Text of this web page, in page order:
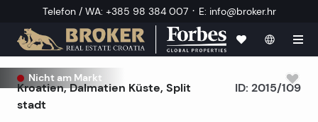
Telefon / WA: +385 98 384 007 · E: info@broker.hr
Nicht am Markt
Kroatien,Dalmatien Küste, Split
stadt
ID: 2015/109